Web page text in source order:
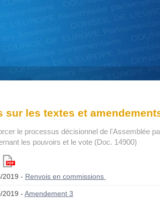
sur les textes et
le processus décisionnel de l'Assemblée
les pouvoirs et le vote (Doc. 14900)
2019 - Renvois en commissions
2019 - Amendement 3